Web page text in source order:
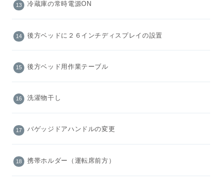
冷蔵庫の常時電源ON
後方ベッドに２６インチディスプレイの設置
後方ベッド用作業テーブル
洗濯物干し
バゲッジドアハンドルの変更
携帯ホルダー（運転席前方）